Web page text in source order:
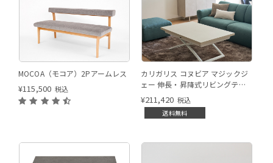
MOCOA（モコア）2Pアームレス
¥115,500 税込
レイ
カリガリス コヌビア マジックジ
ェー 伸長・昇降式リビングテー
ブル ／ Calligaris connubia
MAGIC-J Table [CB5041-A]
P94/P13E
¥211,420 税込
送料無料